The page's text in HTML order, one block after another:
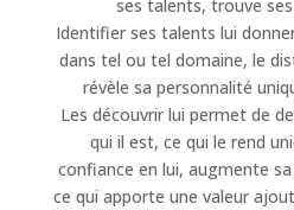
ses talents, trouve
Identifier ses talents lui
dans tel ou tel domaine, le
révèle sa personnalité
Les découvrir lui permet de
qui il est, ce qui le rend
confiance en lui, augmente
ce qui apporte une valeur